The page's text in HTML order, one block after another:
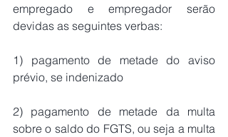
empregado e empregador serão
devidas as seguintes verbas:
1) pagamento de metade do aviso
prévio, se indenizado
2) pagamento de metade da multa
sobre o saldo do FGTS, ou seja a multa